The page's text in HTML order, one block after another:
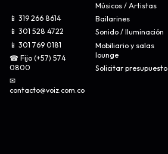
📱 319 266 8614
📱 301 528 4722
📱 301 769 0181
☎ Fijo (+57) 574
0800
✉
contacto@voiz.com.co
Músicos / Artistas
Bailarines
Sonido / Iluminación
Mobiliario y salas
lounge
Solicitar presupuesto